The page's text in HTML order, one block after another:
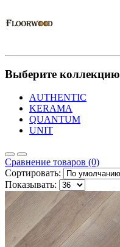
Выберите коллекцию
AUTHENTIC
KERAMA
QUANTUM
UNIT
Сравнение товаров (0)
Сортировать:
Показывать: